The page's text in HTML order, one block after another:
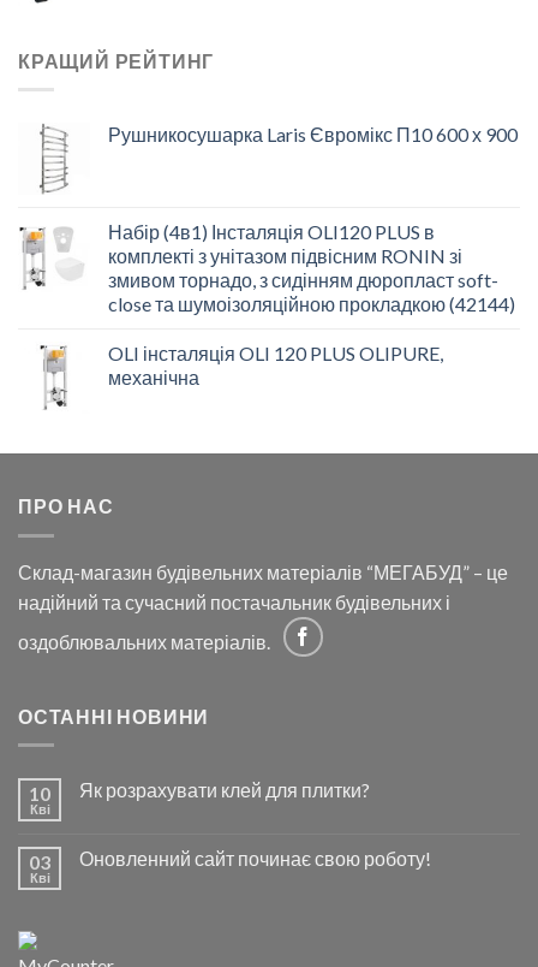
КРАЩИЙ РЕЙТИНГ
Рушникосушарка Laris Євромікс П10 600 х 900
Набір (4в1) Інсталяція OLI120 PLUS в
комплекті з унітазом підвісним RONIN зі
змивом торнадо, з сидінням дюропласт soft-
close та шумоізоляційною прокладкою (42144)
OLI інсталяція OLI 120 PLUS OLIPURE,
механічна
ПРО НАС
Склад-магазин будівельних матеріалів “МЕГАБУД” – це
надійний та сучасний постачальник будівельних і
оздоблювальних матеріалів.
ОСТАННІ НОВИНИ
10
Кві
Як розрахувати клей для плитки?
03
Кві
Оновленний сайт починає свою роботу!